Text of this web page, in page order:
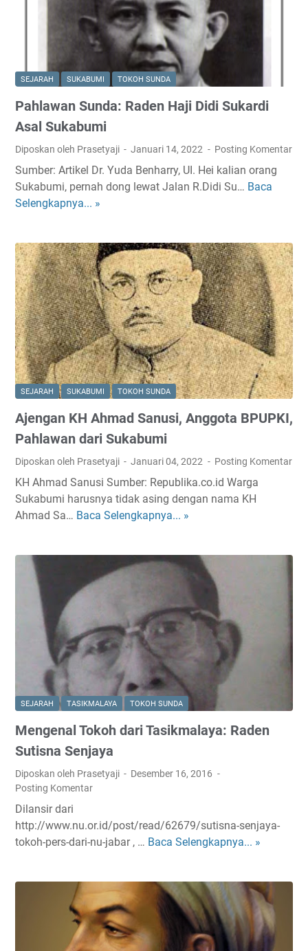
i
B
a
l
i
k
J
a
n
R
P
o
s
(
D
e
G
r
o
e
P
t
w
e
)
d
a
w
a
SEJARAH SUKABUMI TOKOH SUNDA
Pahlawan Sunda: Raden Haji Didi Sukardi
Asal Sukabumi
Diposkan oleh Prasetyaji Januari 14, 2022 Posting Komentar
Sumber: Artikel Dr. Yuda Benharry, UI. Hei kalian orang
Sukabumi, pernah dong lewat Jalan R.Didi Su… Baca
Selengkapnya... »
P
a
w
a
n
S
u
n
d
a
:
R
a
e
n
H
a
S
u
r
i
A
a
u
k
b
m
i
SEJARAH SUKABUMI TOKOH SUNDA
Ajengan KH Ahmad Sanusi, Anggota BPUPKI,
Pahlawan dari Sukabumi
Diposkan oleh Prasetyaji Januari 04, 2022 Posting Komentar
KH Ahmad Sanusi Sumber: Republika.co.id Warga
Sukabumi harusnya tidak asing dengan nama KH
Ahmad Sa… Baca Selengkapnya... »
n
m
a
d
n
i
,
n
g
g
o
t
SEJARAH TASIKMALAYA TOKOH SUNDA
Mengenal Tokoh dari Tasikmalaya: Raden
Sutisna Senjaya
Diposkan oleh Prasetyaji
Desember 16, 2016
Posting Komentar
Dilansir dari
http://www.nu.or.id/post/read/62679/sutisna-senjaya-
tokoh-pers-dari-nu-jabar , … Baca Selengkapnya... »
g
e
n